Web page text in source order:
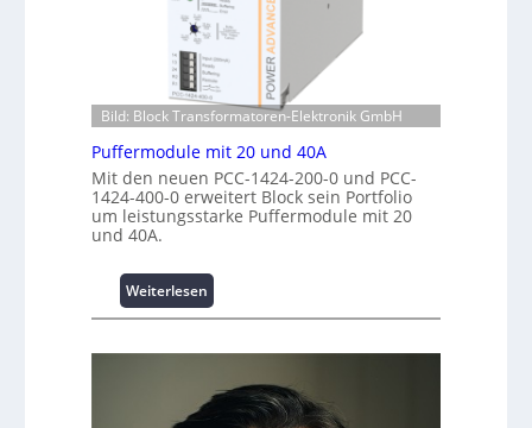
c
h
e
n
z
e
n
r
e
C
r
i
m
p
w
e
r
k
z
g
e
n
e
s
t
t
i
o
n
s
i
c
h
Bild: Block Transformatoren-Elektronik GmbH
Puffermodule mit 20 und 40A
Mit den neuen PCC-1424-200-0 und PCC-
1424-400-0 erweitert Block sein Portfolio
um leistungsstarke Puffermodule mit 20
und 40A.
Weiterlesen:
P
f
e